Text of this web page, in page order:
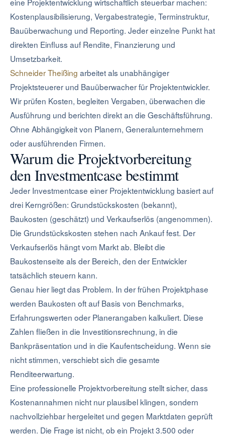
Kostenplausibilisierung, Vergabestrategie, Terminstruktur,
Bauüberwachung und Reporting. Jeder einzelne Punkt hat
direkten Einfluss auf Rendite, Finanzierung und
Umsetzbarkeit.
Schneider Theißing arbeitet als unabhängiger
Projektsteuerer und Bauüberwacher für Projektentwickler.
Wir prüfen Kosten, begleiten Vergaben, überwachen die
Ausführung und berichten direkt an die Geschäftsführung.
Ohne Abhängigkeit von Planern, Generalunternehmern
oder ausführenden Firmen.
Warum die Projektvorbereitung
den Investmentcase bestimmt
Jeder Investmentcase einer Projektentwicklung basiert auf
drei Kerngrößen: Grundstückskosten (bekannt),
Baukosten (geschätzt) und Verkaufserlös (angenommen).
Die Grundstückskosten stehen nach Ankauf fest. Der
Verkaufserlös hängt vom Markt ab. Bleibt die
Baukostenseite als der Bereich, den der Entwickler
tatsächlich steuern kann.
Genau hier liegt das Problem. In der frühen Projektphase
werden Baukosten oft auf Basis von Benchmarks,
Erfahrungswerten oder Planerangaben kalkuliert. Diese
Zahlen fließen in die Investitionsrechnung, in die
Bankpräsentation und in die Kaufentscheidung. Wenn sie
nicht stimmen, verschiebt sich die gesamte
Renditeerwartung.
Eine professionelle Projektvorbereitung stellt sicher, dass
Kostenannahmen nicht nur plausibel klingen, sondern
nachvollziehbar hergeleitet und gegen Marktdaten geprüft
werden. Die Frage ist nicht, ob ein Projekt 3.500 oder